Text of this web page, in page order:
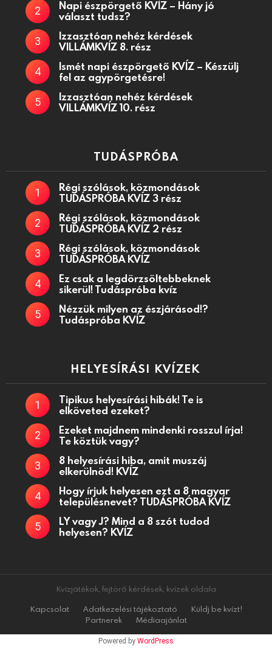
Napi észpörgető KVÍZ – Hány jó
választ tudsz?
Izzasztóan nehéz kérdések
VILLÁMKVÍZ 8. rész
Ismét napi észpörgető KVÍZ – Készülj
fel az agypörgetésre!
Izzasztóan nehéz kérdések
VILLÁMKVÍZ 10. rész
TUDÁSPRÓBA
Régi szólások, közmondások
TUDÁSPRÓBA KVÍZ 3 rész
Régi szólások, közmondások
TUDÁSPRÓBA KVÍZ 2 rész
Régi szólások, közmondások
TUDÁSPRÓBA KVÍZ
Ez csak a legdörzsöltebbeknek
sikerül! Tudáspróba kvíz
Nézzük milyen az észjárásod!?
Tudáspróba KVÍZ
HELYESÍRÁSI KVÍZEK
Tipikus helyesírási hibák! Te is
elköveted ezeket?
Ezeket majdnem mindenki rosszul írja!
Te köztük vagy?
8 helyesírási hiba, amit muszáj
elkerülnöd! KVÍZ
Hogy írjuk helyesen ezt a 8 magyar
településnevet? TUDÁSPRÓBA KVÍZ
LY vagy J? Mind a 8 szót tudod
helyesen? KVÍZ
Kvízjátékok, fejtörő kérdések, kvízek oldala
Kapcsolat
Adatkezelési tájékoztató
Küldj be kvízt!
Partnerek
Médiaajánlat
Powered by WordPress